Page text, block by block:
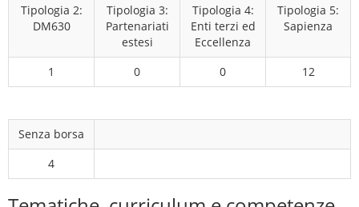
Tipologia 2:
DM630
Tipologia 3:
Partenariati
estesi
Tipologia 4:
Enti terzi ed
Eccellenza
Tipologia 5:
Sapienza
1 0 0 12
Senza borsa
4